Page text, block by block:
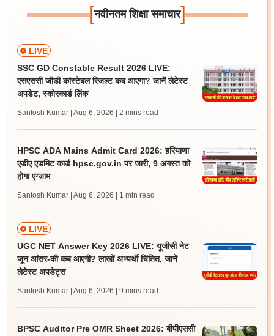
[नवीनतम शिक्षा समाचार]
LIVE
SSC GD Constable Result 2026 LIVE:
एसएससी जीडी कांस्टेबल रिजल्ट कब आएगा? जानें लेटेस्ट
अपडेट, स्कोरकार्ड लिंक
Santosh Kumar | Aug 6, 2026 | 2 mins read
HPSC ADA Mains Admit Card 2026: हरियाणा
एडीए एडमिट कार्ड hpsc.gov.in पर जारी, 9 अगस्त को
होगा एग्जाम
Santosh Kumar | Aug 6, 2026 | 1 min read
LIVE
UGC NET Answer Key 2026 LIVE: यूजीसी नेट
जून आंसर-की कब आएगी? लाखों अभ्यर्थी चिंतित, जानें
लेटेस्ट अपडेट्स
Santosh Kumar | Aug 6, 2026 | 9 mins read
BPSC Auditor Pre OMR Sheet 2026: बीपीएससी